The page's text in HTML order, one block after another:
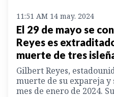
11:51 AM 14 may. 2024
El 29 de mayo se
Reyes es
muerte de tres
Gilbert Reyes,
muerte de su expareja y
mes de enero de 2024.